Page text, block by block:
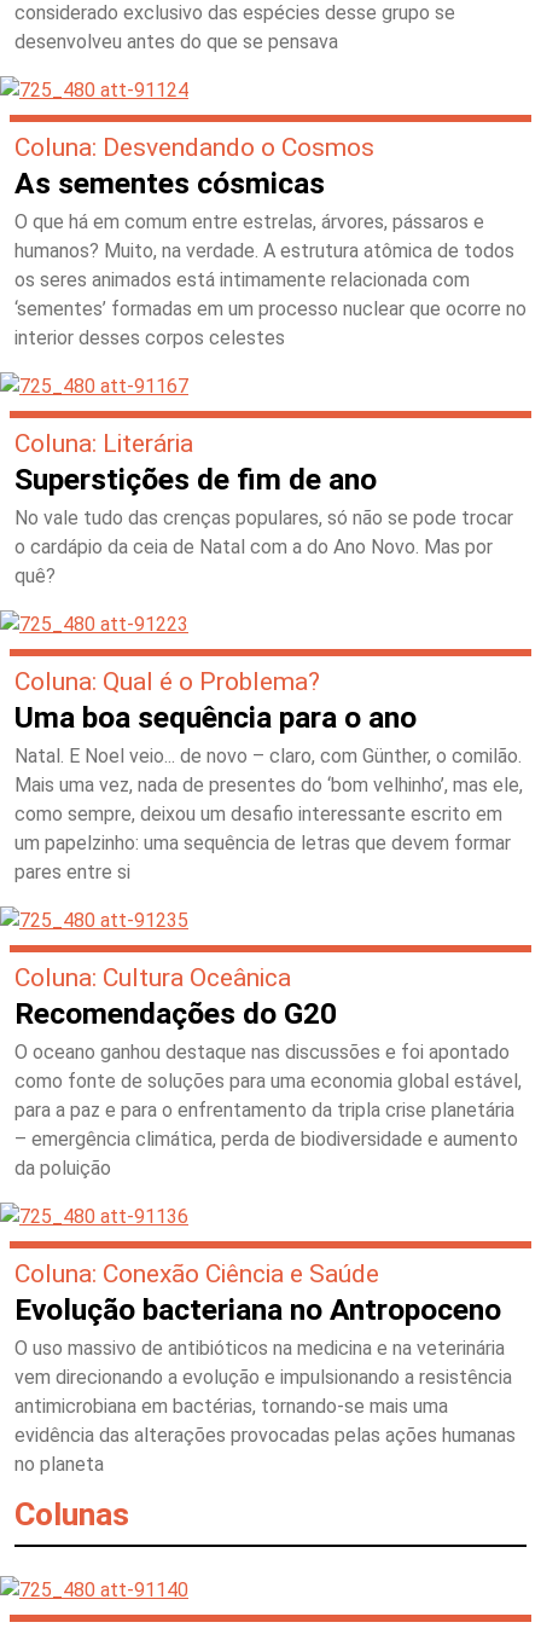
considerado exclusivo das espécies desse grupo se
desenvolveu antes do que se pensava
Coluna: Desvendando o Cosmos
As sementes cósmicas
O que há em comum entre estrelas, árvores, pássaros e
humanos? Muito, na verdade. A estrutura atômica de todos
os seres animados está intimamente relacionada com
‘sementes’ formadas em um processo nuclear que ocorre no
interior desses corpos celestes
Coluna: Literária
Superstições de fim de ano
No vale tudo das crenças populares, só não se pode trocar
o cardápio da ceia de Natal com a do Ano Novo. Mas por
quê?
Coluna: Qual é o Problema?
Uma boa sequência para o ano
Natal. E Noel veio... de novo – claro, com Günther, o comilão.
Mais uma vez, nada de presentes do ‘bom velhinho’, mas ele,
como sempre, deixou um desafio interessante escrito em
um papelzinho: uma sequência de letras que devem formar
pares entre si
Coluna: Cultura Oceânica
Recomendações do G20
O oceano ganhou destaque nas discussões e foi apontado
como fonte de soluções para uma economia global estável,
para a paz e para o enfrentamento da tripla crise planetária
– emergência climática, perda de biodiversidade e aumento
da poluição
Coluna: Conexão Ciência e Saúde
Evolução bacteriana no Antropoceno
O uso massivo de antibióticos na medicina e na veterinária
vem direcionando a evolução e impulsionando a resistência
antimicrobiana em bactérias, tornando-se mais uma
evidência das alterações provocadas pelas ações humanas
no planeta
Colunas